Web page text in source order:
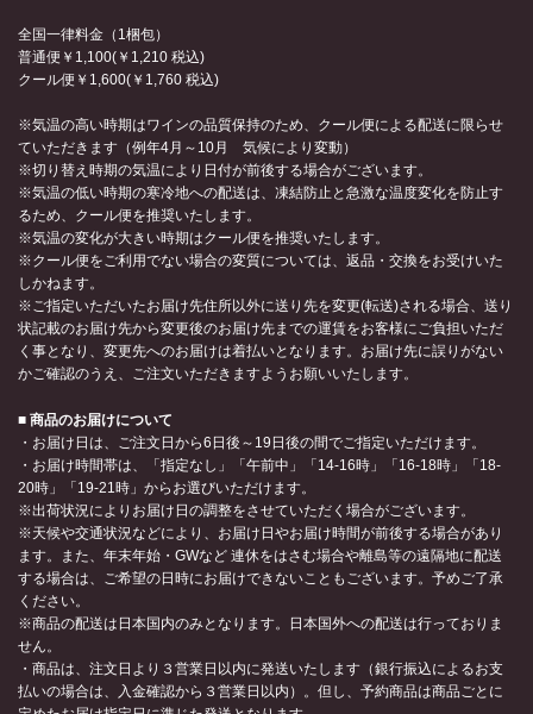
全国一律料金（1梱包）
普通便￥1,100(￥1,210 税込)
クール便￥1,600(￥1,760 税込)
※気温の高い時期はワインの品質保持のため、クール便による配送に限らせ
ていただきます（例年4月～10月 気候により変動）
※切り替え時期の気温により日付が前後する場合がございます。
※気温の低い時期の寒冷地への配送は、凍結防止と急激な温度変化を防止す
るため、クール便を推奨いたします。
※気温の変化が大きい時期はクール便を推奨いたします。
※クール便をご利用でない場合の変質については、返品・交換をお受けいた
しかねます。
※ご指定いただいたお届け先住所以外に送り先を変更(転送)される場合、送り
状記載のお届け先から変更後のお届け先までの運賃をお客様にご負担いただ
く事となり、変更先へのお届けは着払いとなります。お届け先に誤りがない
かご確認のうえ、ご注文いただきますようお願いいたします。
■ 商品のお届けについて
・お届け日は、ご注文日から6日後～19日後の間でご指定いただけます。
・お届け時間帯は、「指定なし」「午前中」「14-16時」「16-18時」「18-
20時」「19-21時」からお選びいただけます。
※出荷状況によりお届け日の調整をさせていただく場合がございます。
※天候や交通状況などにより、お届け日やお届け時間が前後する場合があり
ます。また、年末年始・GWなど 連休をはさむ場合や離島等の遠隔地に配送
する場合は、ご希望の日時にお届けできないこともございます。予めご了承
ください。
※商品の配送は日本国内のみとなります。日本国外への配送は行っておりま
せん。
・商品は、注文日より３営業日以内に発送いたします（銀行振込によるお支
払いの場合は、入金確認から３営業日以内）。但し、予約商品は商品ごとに